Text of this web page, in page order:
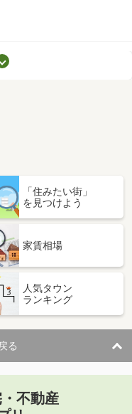
南区新福１丁目
区今８丁目
「住みたい街」
を見つけよう
家賃相場
人気タウン
ランキング
る
不動産